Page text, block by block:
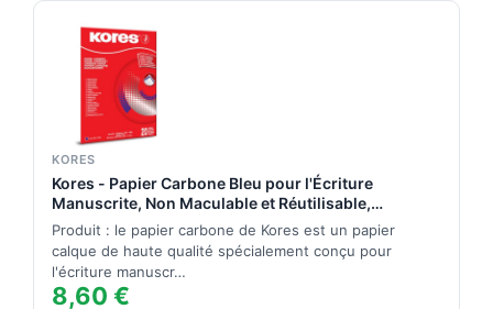
KORES
Kores - Papier Carbone Bleu pour l'Écriture
Manuscrite, Non Maculable et Réutilisable,
Fournitures Scolaires et de Bureau, Format A4, 21 x
29,7 cm, Paquet de 20 Feuilles
Produit : le papier carbone de Kores est un papier
calque de haute qualité spécialement conçu pour
l'écriture manuscr…
8,60 €